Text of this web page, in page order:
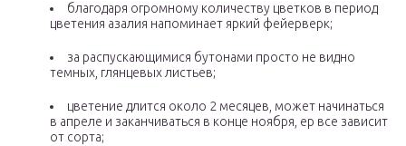
благодаря огромному количеству цветков в период
цветения азалия напоминает яркий фейерверк;
за распускающимися бутонами просто не видно
темных, глянцевых листьев;
цветение длится около 2 месяцев, может начинаться
в апреле и заканчиваться в конце ноября, ер все зависит
от сорта;